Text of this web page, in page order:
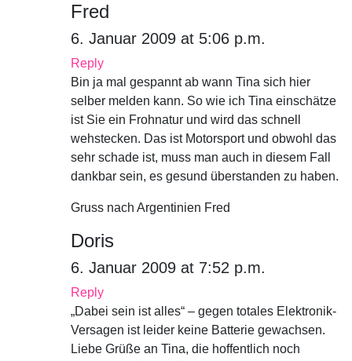
Fred
6. Januar 2009 at 5:06 p.m.
Reply
Bin ja mal gespannt ab wann Tina sich hier
selber melden kann. So wie ich Tina einschätze
ist Sie ein Frohnatur und wird das schnell
wehstecken. Das ist Motorsport und obwohl das
sehr schade ist, muss man auch in diesem Fall
dankbar sein, es gesund überstanden zu haben.
Gruss nach Argentinien Fred
Doris
6. Januar 2009 at 7:52 p.m.
Reply
„Dabei sein ist alles“ – gegen totales Elektronik-
Versagen ist leider keine Batterie gewachsen.
Liebe Grüße an Tina, die hoffentlich noch